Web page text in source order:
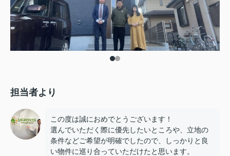
担当者より
この度は誠におめでとうございます！
選んでいただく際に優先したいところや、立地の
条件などご希望が明確でしたので、しっかりと良
い物件に巡り合っていただけたと思います。